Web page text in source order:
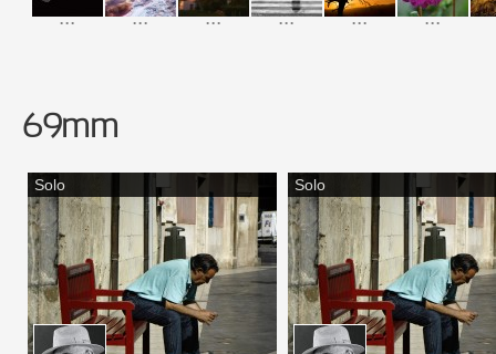
... ... ... ... ... ...
69mm
Solo Solo